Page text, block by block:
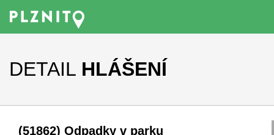
DETAIL HLÁŠENÍ
(51862) Odpadky v parku